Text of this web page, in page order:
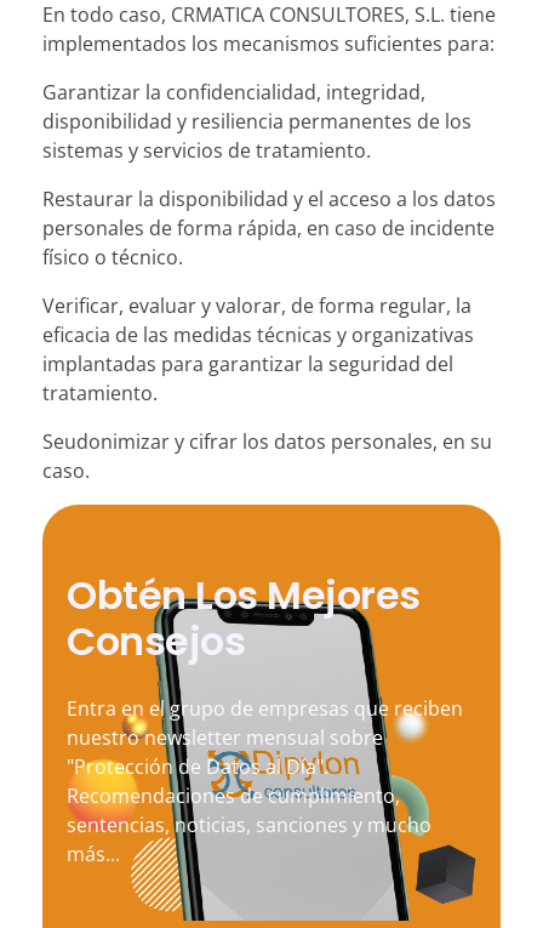
En todo caso, CRMATICA CONSULTORES, S.L. tiene
implementados los mecanismos suficientes para:
Garantizar la confidencialidad, integridad,
disponibilidad y resiliencia permanentes de los
sistemas y servicios de tratamiento.
Restaurar la disponibilidad y el acceso a los datos
personales de forma rápida, en caso de incidente
físico o técnico.
Verificar, evaluar y valorar, de forma regular, la
eficacia de las medidas técnicas y organizativas
implantadas para garantizar la seguridad del
tratamiento.
Seudonimizar y cifrar los datos personales, en su
caso.
Obtén Los Mejores
Consejos
Entra en el grupo de empresas que reciben
nuestro newsletter mensual sobre
"Protección de Datos al Día".
Recomendaciones de cumplimiento,
sentencias, noticias, sanciones y mucho
más...